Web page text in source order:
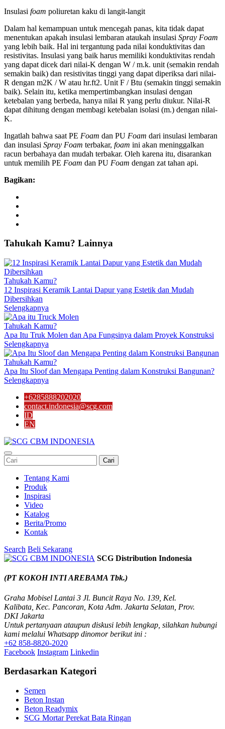
Insulasi foam poliuretan kaku di langit-langit
Dalam hal kemampuan untuk mencegah panas, kita tidak dapat
menentukan apakah insulasi lembaran ataukah insulasi Spray Foam
yang lebih baik. Hal ini tergantung pada nilai konduktivitas dan
resistivitas. Insulasi yang baik harus memiliki konduktivitas rendah
yang dapat dicek dari nilai-K dengan W / m.k. unit (semakin rendah
semakin baik) dan resistivitas tinggi yang dapat diperiksa dari nilai-
R dengan m2K / W atau hr.ft2. Unit F / Btu (semakin tinggi semakin
baik). Selain itu, ketika mempertimbangkan insulasi dengan
ketebalan yang berbeda, hanya nilai R yang perlu diukur. Nilai-R
dapat dihitung dengan membagi ketebalan isolasi (m.) dengan nilai-
K.
Ingatlah bahwa saat PE Foam dan PU Foam dari insulasi lembaran
dan insulasi Spray Foam terbakar, foam ini akan meninggalkan
racun berbahaya dan mudah terbakar. Oleh karena itu, disarankan
untuk memilih PE Foam dan PU Foam dengan zat tahan api.
Bagikan:
Tahukah Kamu? Lainnya
Tahukah Kamu?
12 Inspirasi Keramik Lantai Dapur yang Estetik dan Mudah
Dibersihkan
Selengkapnya
Tahukah Kamu?
Apa Itu Truk Molen dan Apa Fungsinya dalam Proyek Konstruksi
Selengkapnya
Tahukah Kamu?
Apa Itu Sloof dan Mengapa Penting dalam Konstruksi Bangunan?
Selengkapnya
+6285888202020
contact.indonesia@scg.com
ID
EN
Cari
Tentang Kami
Produk
Inspirasi
Video
Katalog
Berita/Promo
Kontak
Search Beli Sekarang
SCG Distribution Indonesia
(PT KOKOH INTI AREBAMA Tbk.)
Graha Mobisel Lantai 3 Jl. Buncit Raya No. 139, Kel.
Kalibata, Kec. Pancoran, Kota Adm. Jakarta Selatan, Prov.
DKI Jakarta
Untuk pertanyaan ataupun diskusi lebih lengkap, silahkan hubungi
kami melalui Whatsapp dinomor berikut ini :
+62 858-8820-2020
Facebook Instagram Linkedin
Berdasarkan Kategori
Semen
Beton Instan
Beton Readymix
SCG Mortar Perekat Bata Ringan